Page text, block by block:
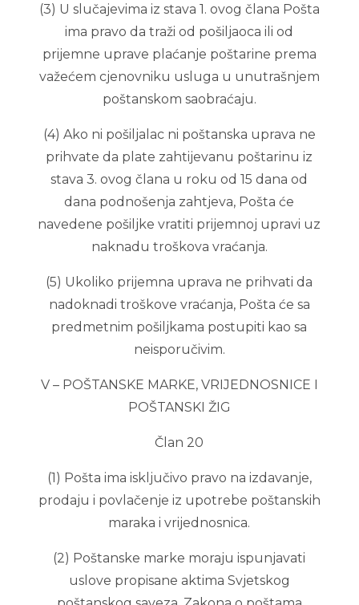
(3) U slučajevima iz stava 1. ovog člana Pošta
ima pravo da traži od pošiljaoca ili od
prijemne uprave plaćanje poštarine prema
važećem cjenovniku usluga u unutrašnjem
poštanskom saobraćaju.
(4) Ako ni pošiljalac ni poštanska uprava ne
prihvate da plate zahtijevanu poštarinu iz
stava 3. ovog člana u roku od 15 dana od
dana podnošenja zahtjeva, Pošta će
navedene pošiljke vratiti prijemnoj upravi uz
naknadu troškova vraćanja.
(5) Ukoliko prijemna uprava ne prihvati da
nadoknadi troškove vraćanja, Pošta će sa
predmetnim pošiljkama postupiti kao sa
neisporučivim.
V – POŠTANSKE MARKE, VRIJEDNOSNICE I
POŠTANSKI ŽIG
Član 20
(1) Pošta ima isključivo pravo na izdavanje,
prodaju i povlačenje iz upotrebe poštanskih
maraka i vrijednosnica.
(2) Poštanske marke moraju ispunjavati
uslove propisane aktima Svjetskog